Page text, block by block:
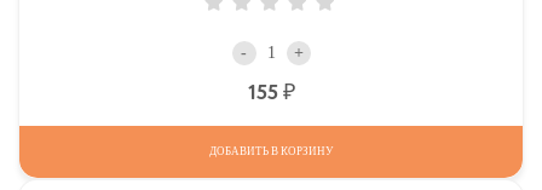
- +
155
ДОБАВИТЬ В КОРЗИНУ